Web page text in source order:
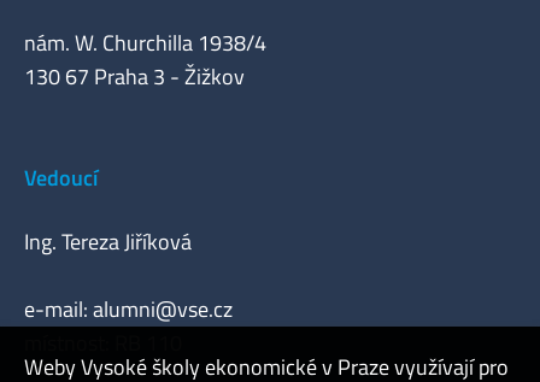
nám. W. Churchilla 1938/4
130 67 Praha 3 - Žižkov
Vedoucí
Ing. Tereza Jiříková
e-mail:alumni@vse.cz
Weby Vysoké školy ekonomické v Praze využívají pro